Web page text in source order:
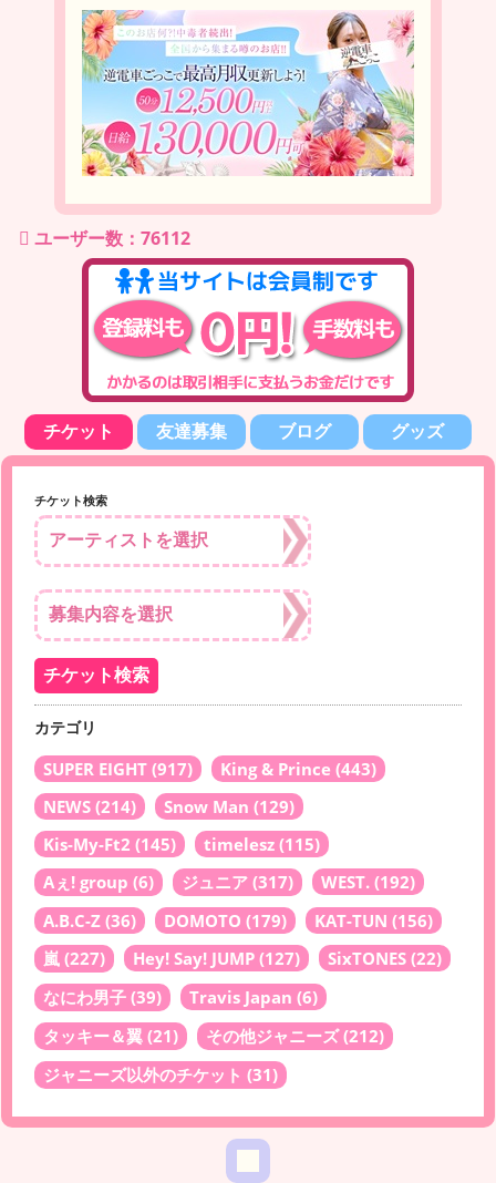
ユーザー数：76112
チケット 友達募集 ブログ グッズ
チケット検索
カテゴリ
SUPER EIGHT (917) King & Prince (443)
NEWS (214) Snow Man (129)
Kis-My-Ft2 (145) timelesz (115)
Aぇ! group (6) ジュニア (317) WEST. (192)
A.B.C-Z (36) DOMOTO (179) KAT-TUN (156)
嵐 (227) Hey! Say! JUMP (127) SixTONES (22)
なにわ男子 (39) Travis Japan (6)
タッキー＆翼 (21) その他ジャニーズ(212)
ジャニーズ以外のチケット (31)